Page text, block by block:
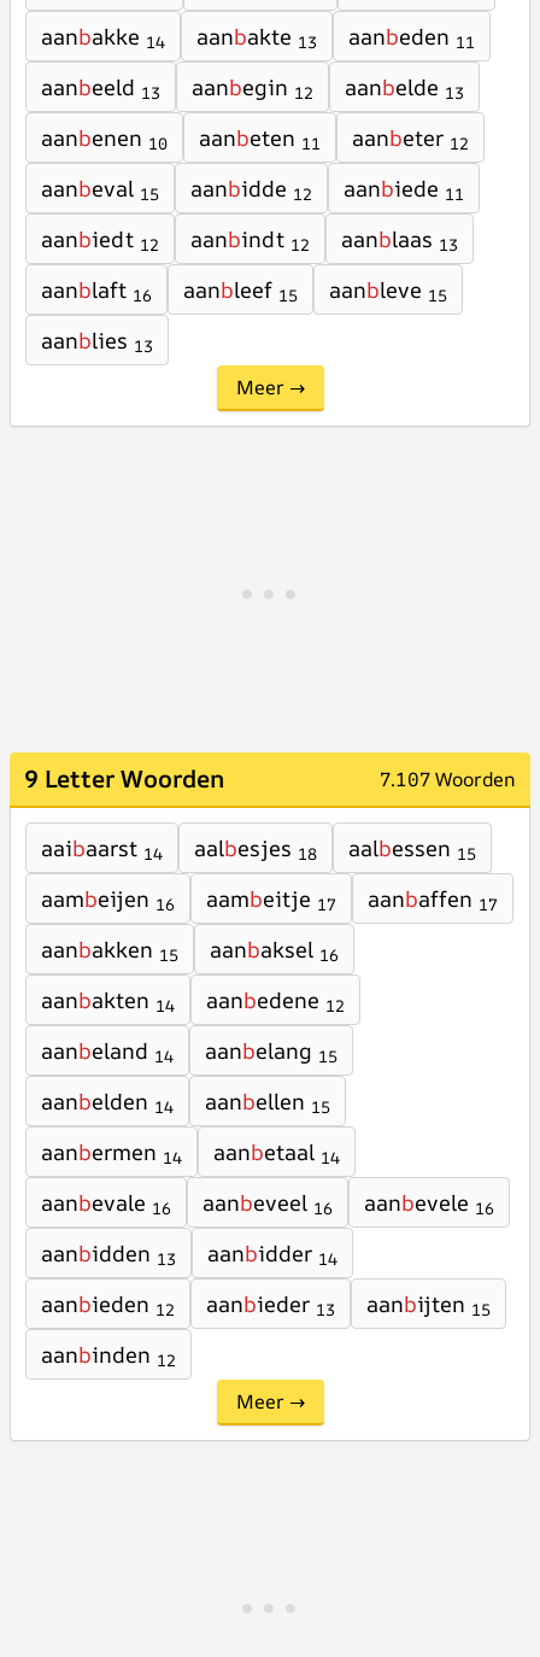
aanbakke 14 aanbakte 13 aanbeden 11
aanbeeld 13 aanbegin 12 aanbelde 13
aanbenen 10 aanbeten 11 aanbeter 12
aanbeval 15 aanbidde 12 aanbiede 11
aanbiedt 12 aanbindt 12 aanblaas 13
aanblaft 16 aanbleef 15 aanbleve 15
aanblies 13
Meer →
9 Letter Woorden 7.107 Woorden
aaibaarst 14 aalbesjes 18 aalbessen 15
aambeijen 16 aambeitje 17 aanbaffen 17
aanbakken 15 aanbaksel 16
aanbakten 14 aanbedene 12
aanbeland 14 aanbelang 15
aanbelden 14 aanbellen 15
aanbermen 14 aanbetaal 14
aanbevale 16 aanbeveel 16 aanbevele 16
aanbidden 13 aanbidder 14
aanbieden 12 aanbieder 13 aanbijten 15
aanbinden 12
Meer →